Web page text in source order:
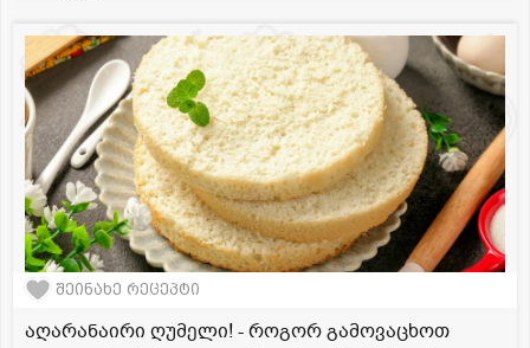
შეინახე რეცეპტი
აღარანაირი ღუმელი! - როგორ გამოვაცხოთ